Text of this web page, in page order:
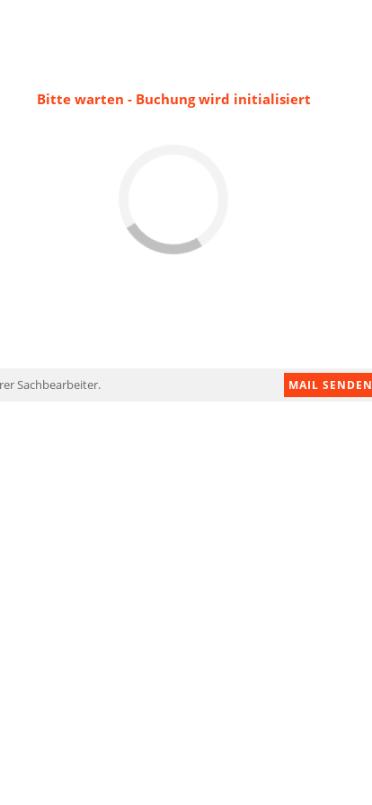
Bitte warten - Buchung wird initialisiert
MAIL SENDEN
Sachbearbeiter.